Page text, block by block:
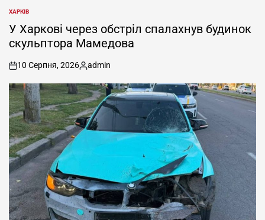
ОПУБЛІКУВАТИ
У
ХАРКІВ
У Харкові через обстріл спалахнув будинок
скульптора Мамедова
on
10 Серпня, 2026
Опубліковано
admin